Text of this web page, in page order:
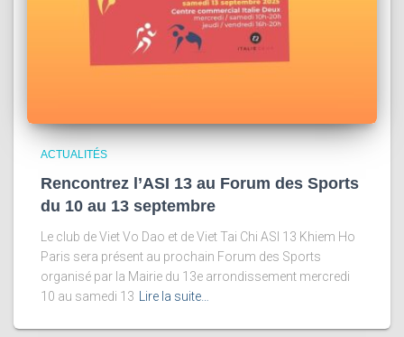
ACTUALITÉS
Rencontrez l’ASI 13 au Forum des Sports
du 10 au 13 septembre
Le club de Viet Vo Dao et de Viet Tai Chi ASI 13 Khiem Ho
Paris sera présent au prochain Forum des Sports
organisé par la Mairie du 13e arrondissement mercredi
10 au samedi 13
Lire la suite…